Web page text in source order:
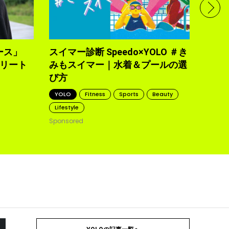
」
ート
スイマー診断 Speedo×YOLO ＃き
みもスイマー｜水着＆プールの選
び方
YOLO Fitness Sports
Beauty
Lifestyle
Sponsored
で完
トレ